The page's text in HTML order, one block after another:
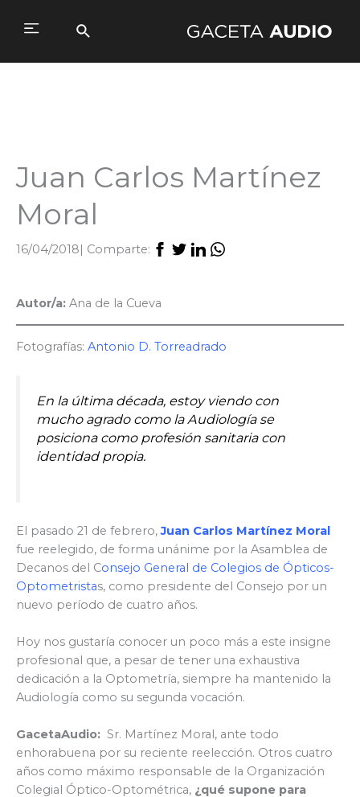
Buscar
Juan Carlos Martínez
Moral
16/04/2018| Comparte:
Autor/a: Ana de la Cueva
Fotografías: Antonio D. Torreadrado
En la última década, estoy viendo con
mucho agrado como la Audiología se
posiciona como profesión sanitaria con
identidad propia.
El pasado 21 de febrero,Juan Carlos Martínez Moral
fue reelegido, de forma unánime por la Asamblea de
Decanos del Consejo General de Colegios de Ópticos-
Optometristas, como presidente del Consejo por un
nuevo período de cuatro años.
Hoy nos gustaría conocer un poco más a este insigne
profesional que, a pesar de tener una exhaustiva
dedicación a la Optometría, siempre ha mantenido la
Audiología como su segunda vocación.
GacetaAudio: Sr. Martínez Moral, ante todo
enhorabuena por su reciente reelección. Otros cuatro
años como máximo responsable de la Organización
Colegial Óptico-Optométrica, ¿qué supone para